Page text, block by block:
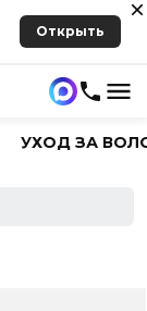
Открыть
УХОД ЗА